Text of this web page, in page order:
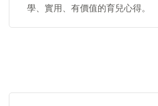
學、實用、有價值的育兒心得。